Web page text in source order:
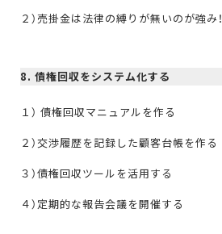
２）売掛金は法律の縛りが無いのが強み！
8. 債権回収をシステム化する
１） 債権回収マニュアルを作る
２）交渉履歴を記録した顧客台帳を作る
３）債権回収ツールを活用する
４）定期的な報告会議を開催する